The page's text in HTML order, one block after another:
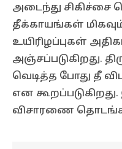
அடைந்து சிகிச்சை
தீக்காயங்கள்
உயிரிழப்புகள்
அஞ்சப்படுகிறது.
வெடித்த போது தீ
என
விசாரணை